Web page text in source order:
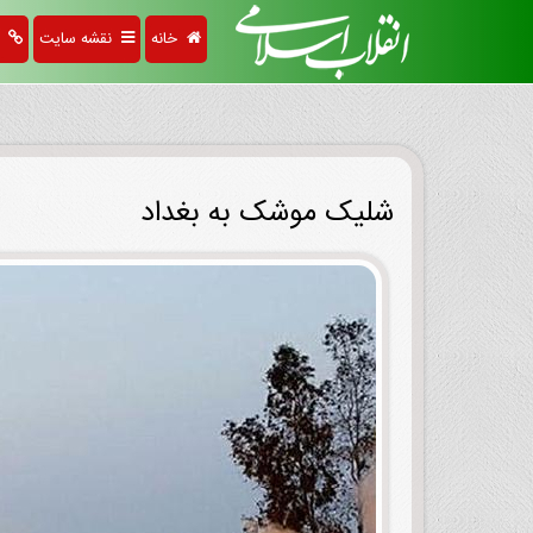
خانه نقشه سایت
شلیک موشک به بغداد